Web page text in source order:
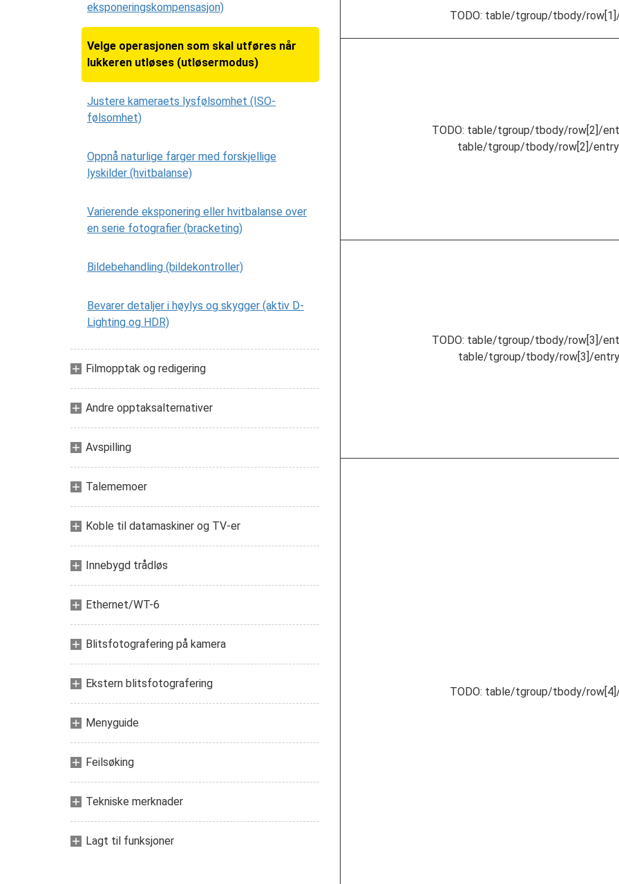
eksponeringskompensasjon)
Velge operasjonen som skal utføres når
lukkeren utløses (utløsermodus)
Justere kameraets lysfølsomhet (ISO-
følsomhet)
Oppnå naturlige farger med forskjellige
lyskilder (hvitbalanse)
Varierende eksponering eller hvitbalanse over
en serie fotografier (bracketing)
Bildebehandling (bildekontroller)
Bevarer detaljer i høylys og skygger (aktiv D-
Lighting og HDR)
Filmopptak og redigering
Andre opptaksalternativer
Avspilling
Talememoer
Koble til datamaskiner og TV-er
Innebygd trådløs
Ethernet/WT-6
Blitsfotografering på kamera
Ekstern blitsfotografering
Menyguide
Feilsøking
Tekniske merknader
Lagt til funksjoner
TODO: table/tgroup/tbody/
TODO: table/tgroup/tbody/row[2]/
table/tgroup/tbody/row[2]/
TODO: table/tgroup/tbody/row[3]/
table/tgroup/tbody/row[3]/
TODO: table/tgroup/tbody/